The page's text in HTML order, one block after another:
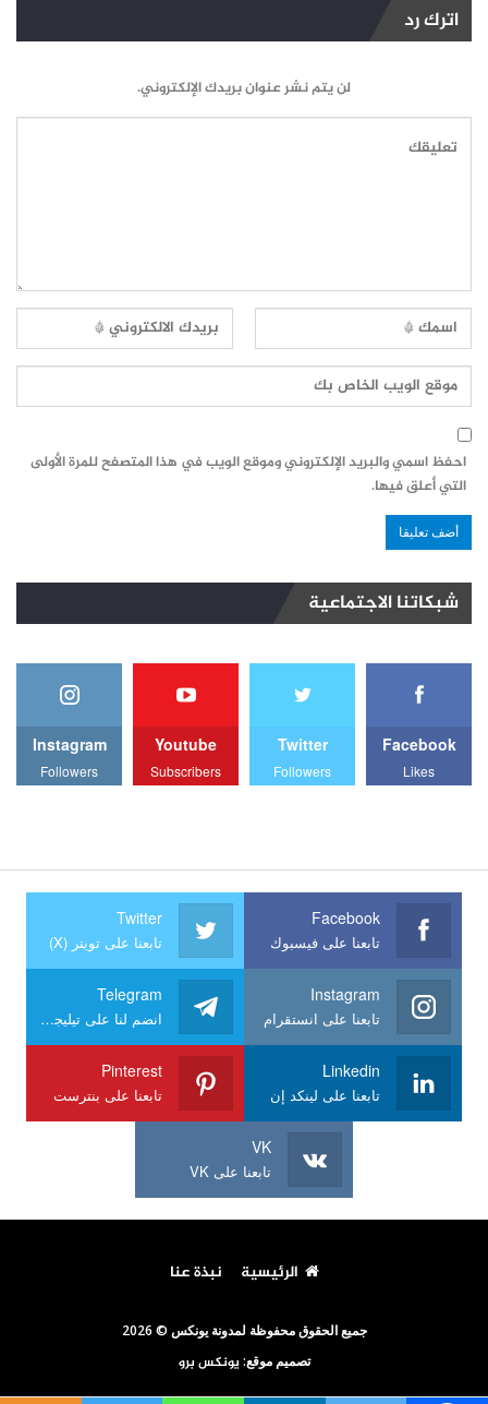
اترك رد
لن يتم نشر عنوان بريدك الإلكتروني.
احفظ اسمي والبريد الإلكتروني وموقع الويب في هذا المتصفح للمرة الأولى
التي أعلق فيها.
شبكاتنا الاجتماعية
Facebook
Likes
Twitter
Followers
Youtube
Subscribers
Instagram
Followers
Facebook
تابعنا على فيسبوك
Twitter
تابعنا على تويتر (X)
Instagram
تابعنا على انستقرام
Telegram
انضم لنا على تيليجرام
Linkedin
تابعنا على لينكد إن
Pinterest
تابعنا على بنترست
VK
تابعنا على VK
الرئيسية نبذة عنا
جميع الحقوق محفوظة لمدونة يونكس © 2026
تصميم موقع: يونكس برو